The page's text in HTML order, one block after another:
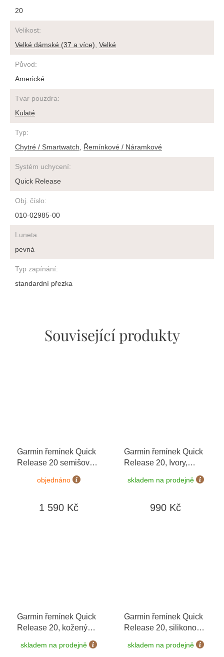
Související produkty
Garmin řemínek Quick
Release 20 semišový
objednáno
1 590 Kč
Garmin řemínek Quick
Release 20, Ivory,
skladem na prodejně
990 Kč
Garmin řemínek Quick
Release 20, kožený
přezka
skladem na prodejně
Garmin řemínek Quick
Release 20, silikonový
skladem na prodejně
20
Velikost:
Velké dámské (37 a více) Velké
Původ:
Americké
Tvar pouzdra:
Kulaté
Typ:
Chytré / Smartwatch
Řemínkové / Náramkové
Systém uchycení:
Quick Release
Obj. číslo:
010-02985-00
Luneta:
pevná
Typ zapínání:
standardní přezka